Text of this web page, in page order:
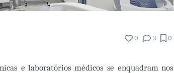
0 3 0
e laboratórios médicos se enquadram nos